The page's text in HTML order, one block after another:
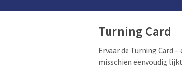
Turning Card
Ervaar de Turning Card
misschien eenvoudig